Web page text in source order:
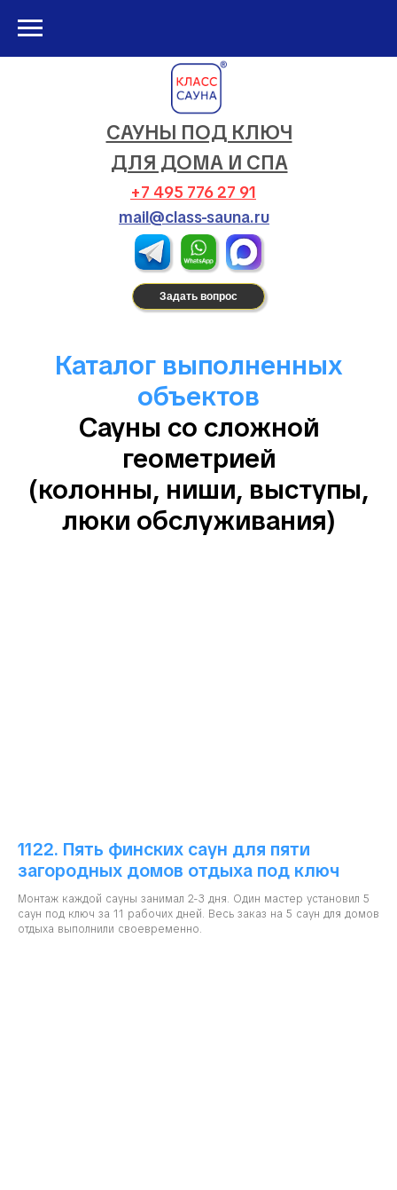
САУНЫ ПОД КЛЮЧ
ДЛЯ ДОМА И СПА
+7 495 776 27 91
mail@class-sauna.ru
Задать вопрос
Каталог выполненных
объектов
Сауны со сложной
геометрией
(колонны, ниши, выступы,
люки обслуживания)
1122. Пять финских саун для пяти
загородных домов отдыха под ключ
Монтаж каждой сауны занимал 2-3 дня. Один мастер установил 5
саун под ключ за 11 рабочих дней. Весь заказ на 5 саун для домов
отдыха выполнили своевременно.